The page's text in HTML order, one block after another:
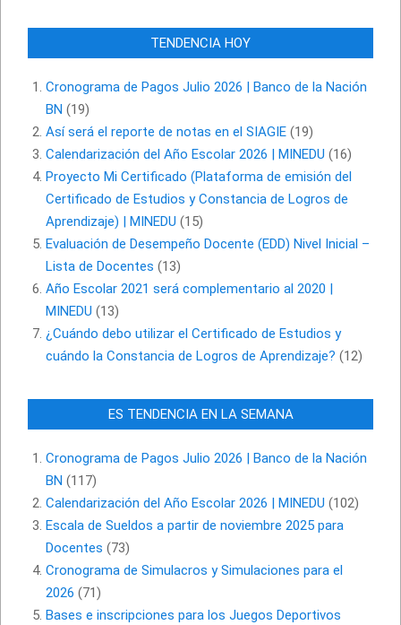
TENDENCIA HOY
Cronograma de Pagos Julio 2026 | Banco de la Nación
BN (19)
Así será el reporte de notas en el SIAGIE (19)
Calendarización del Año Escolar 2026 | MINEDU (16)
Proyecto Mi Certificado (Plataforma de emisión del
Certificado de Estudios y Constancia de Logros de
Aprendizaje) | MINEDU (15)
Evaluación de Desempeño Docente (EDD) Nivel Inicial –
Lista de Docentes (13)
Año Escolar 2021 será complementario al 2020 |
MINEDU (13)
¿Cuándo debo utilizar el Certificado de Estudios y
cuándo la Constancia de Logros de Aprendizaje? (12)
ES TENDENCIA EN LA SEMANA
Cronograma de Pagos Julio 2026 | Banco de la Nación
BN (117)
Calendarización del Año Escolar 2026 | MINEDU (102)
Escala de Sueldos a partir de noviembre 2025 para
Docentes (73)
Cronograma de Simulacros y Simulaciones para el
2026 (71)
Bases e inscripciones para los Juegos Deportivos